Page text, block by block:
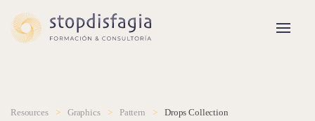
Skip to main content
Resources Graphics Pattern Drops Collection